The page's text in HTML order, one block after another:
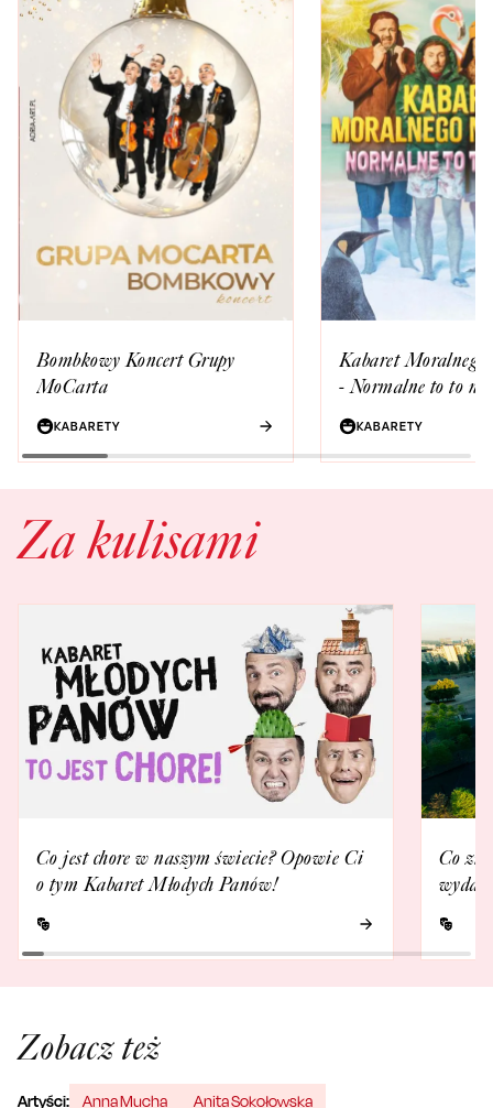
Bombkowy Koncert Grupy
MoCarta
KABARETY
Kabaret Moralnego
- Normalne to to
KABARETY
Za kulisami
Co jest chore w naszym świecie? Opowie Ci
o tym Kabaret Młodych Panów!
Co
Zobacz też
Artyści: Anna Mucha Anita Sokołowska